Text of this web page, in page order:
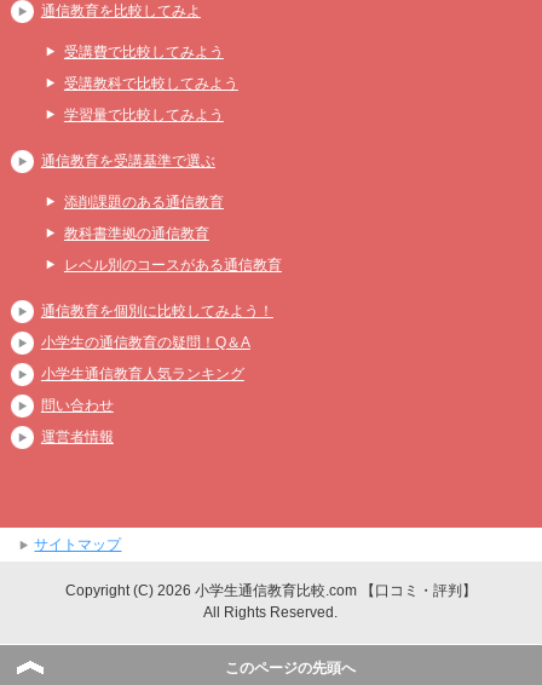
通信教育を比較してみよ
受講費で比較してみよう
受講教科で比較してみよう
学習量で比較してみよう
通信教育を受講基準で選ぶ
添削課題のある通信教育
教科書準拠の通信教育
レベル別のコースがある通信教育
通信教育を個別に比較してみよう！
小学生の通信教育の疑問！Q＆A
小学生通信教育人気ランキング
問い合わせ
運営者情報
サイトマップ
Copyright (C) 2026 小学生通信教育比較.com 【口コミ・評判】
All Rights Reserved.
このページの先頭へ